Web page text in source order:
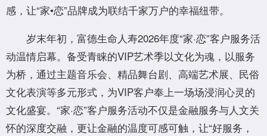
感，让“家•恋”品牌成为联结千家万户的幸福纽带。
岁末年初，富德生命人寿2026年度“家·恋”客户服务活
动温情启幕。备受青睐的VIP艺术季以文化为魂，以服务
为桥，通过主题音乐会、精品舞台剧、高端艺术展、民俗
文化表演等多元形式，为VIP客户奉上一场场浸润心灵的
文化盛宴。“家·恋”客户服务活动不仅是金融服务与人文关
怀的深度交融，更让金融的温度可感可触，让“好服务，